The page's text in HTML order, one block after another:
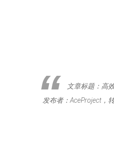
文章标题：高
发布者：AceProject，